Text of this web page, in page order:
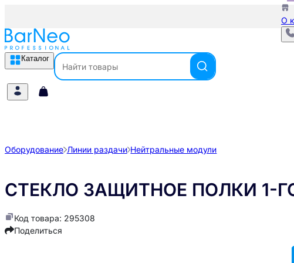
О
Каталог
Оборудование Линии раздачи Нейтральные модули
СТЕКЛО ЗАЩИТНОЕ ПОЛКИ 1-
Код товара: 295308
Поделиться